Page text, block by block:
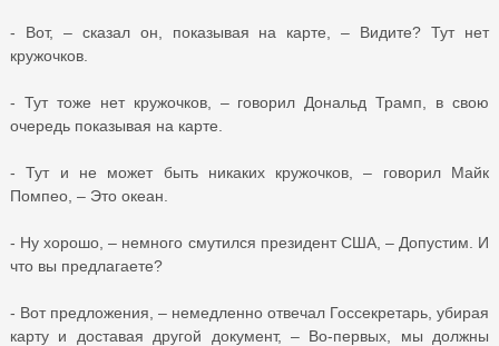
- Вот, – сказал он, показывая на карте, – Видите? Тут нет
кружочков.
- Тут тоже нет кружочков, – говорил Дональд Трамп, в свою
очередь показывая на карте.
- Тут и не может быть никаких кружочков, – говорил Майк
Помпео, – Это океан.
- Ну хорошо, – немного смутился президент США, – Допустим. И
что вы предлагаете?
- Вот предложения, – немедленно отвечал Госсекретарь, убирая
карту и доставая другой документ, – Во-первых, мы должны